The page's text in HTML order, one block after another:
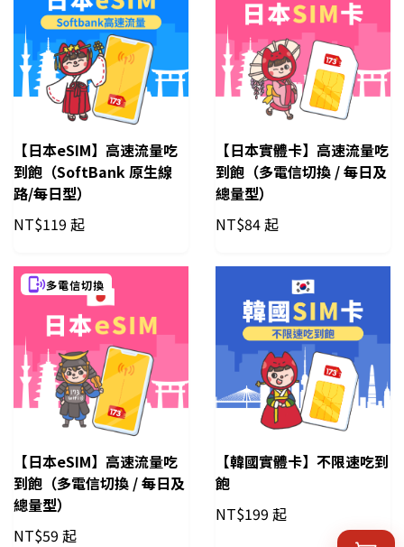
【日本eSIM】高速流量吃
到飽（SoftBank 原生線
路/每日型）
NT$119 起
【日本實體卡】高速流量吃
到飽（多電信切換 / 每日及
總量型）
NT$84 起
多電信切換
【日本eSIM】高速流量吃
到飽（多電信切換 / 每日及
總量型）
NT$59 起
【韓國實體卡】不限速吃到
飽
NT$199 起